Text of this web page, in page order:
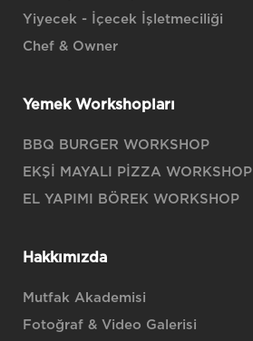
Yiyecek - İçecek İşletmeciliği
Chef & Owner
Yemek Workshopları
BBQ BURGER WORKSHOP
EKŞİ MAYALI PİZZA WORKSHOP
EL YAPIMI BÖREK WORKSHOP
Hakkımızda
Mutfak Akademisi
Fotoğraf & Video Galerisi